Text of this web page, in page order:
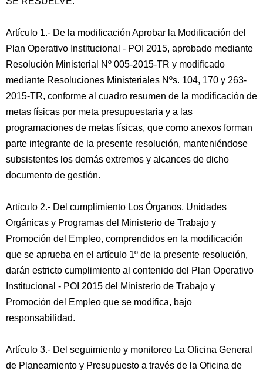
Artículo 1.- De la modificación Aprobar la Modificación del
Plan Operativo Institucional - POI 2015, aprobado mediante
Resolución Ministerial Nº 005-2015-TR y modificado
mediante Resoluciones Ministeriales Nºs. 104, 170 y 263-
2015-TR, conforme al cuadro resumen de la modificación de
metas físicas por meta presupuestaria y a las
programaciones de metas físicas, que como anexos forman
parte integrante de la presente resolución, manteniéndose
subsistentes los demás extremos y alcances de dicho
documento de gestión.
Artículo 2.- Del cumplimiento Los Órganos, Unidades
Orgánicas y Programas del Ministerio de Trabajo y
Promoción del Empleo, comprendidos en la modificación
que se aprueba en el artículo 1º de la presente resolución,
darán estricto cumplimiento al contenido del Plan Operativo
Institucional - POI 2015 del Ministerio de Trabajo y
Promoción del Empleo que se modifica, bajo
responsabilidad.
Artículo 3.- Del seguimiento y monitoreo La Oficina General
de Planeamiento y Presupuesto a través de la Oficina de